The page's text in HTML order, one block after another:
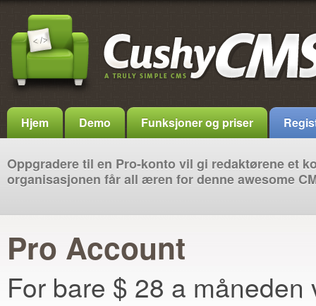
Hjem Demo Funksjoner og priser
Oppgradere til en Pro-konto vil gi redaktørene et
organisasjonen får all æren for denne awesome
Pro Account
For bare $ 28 a måneden